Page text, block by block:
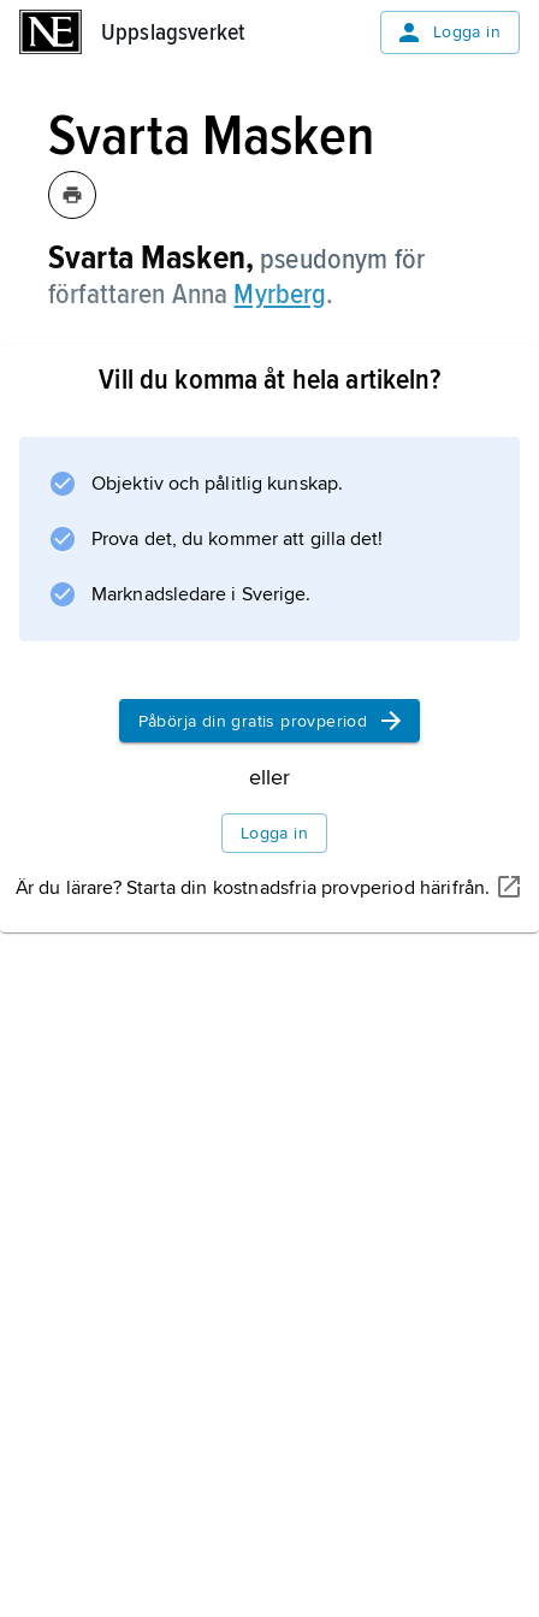
Uppslagsverket Logga in
Svarta Masken
Svarta Masken, pseudonym för
författaren Anna Myrberg.
Vill du komma åt hela artikeln?
Objektiv och pålitlig kunskap.
Prova det, du kommer att gilla det!
Marknadsledare i Sverige.
Påbörja din gratis provperiod
eller
Logga in
Är du lärare? Starta din kostnadsfria provperiod härifrån.